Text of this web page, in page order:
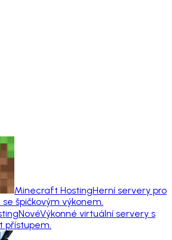
Minecraft HostingHerní servery pro
špičkovým výkonem.
NovéVýkonné virtuální servery s
přístupem.